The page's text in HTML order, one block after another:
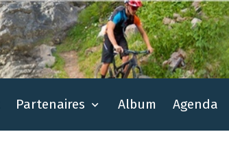
Partenaires Album Agenda